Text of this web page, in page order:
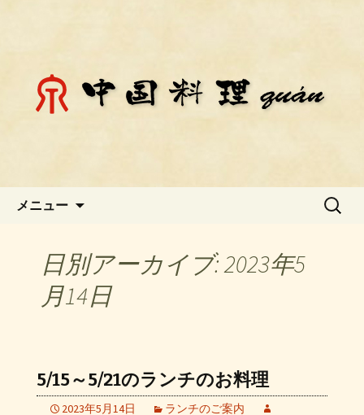
「チェン」のお知らせ
メニュー
検
日別アーカイブ: 2023年5
月14日
5/15～5/21のランチのお料理
2023年5月14日
ランチのご案内